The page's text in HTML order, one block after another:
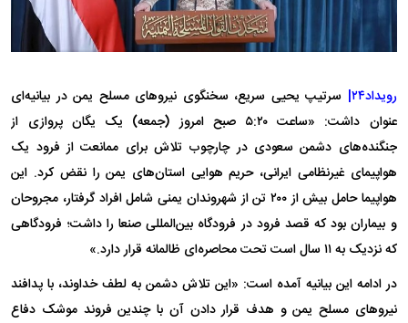
رویداد۲۴|
سرتیپ یحیی سریع، سخنگوی نیروهای مسلح یمن در بیانیه‌ای
عنوان داشت: «ساعت ۵:۲۰ صبح امروز (جمعه) یک یگان پروازی از
جنگنده‌های دشمن سعودی در چارچوب تلاش برای ممانعت از فرود یک
هواپیمای غیرنظامی ایرانی، حریم هوایی استان‌های یمن را نقض کرد. این
هواپیما حامل بیش از ۲۰۰ تن از شهروندان یمنی شامل افراد گرفتار، مجروحان
و بیماران بود که قصد فرود در فرودگاه بین‌المللی صنعا را داشت؛ فرودگاهی
که نزدیک به ۱۱ سال است تحت محاصره‌ای ظالمانه قرار دارد.»
در ادامه این بیانیه آمده است: «این تلاش دشمن به لطف خداوند، با پدافند
نیروهای مسلح یمن و هدف قرار دادن آن با چندین فروند موشک دفاع